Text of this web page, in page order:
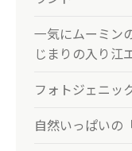
一気にムーミン
じまりの入り江
フォトジェニッ
自然いっぱいの